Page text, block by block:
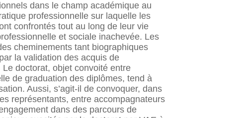
dans le champ académique au
professionnelle sur laquelle les
confrontés tout au long de leur vie
et sociale inachevée. Les
cheminements tant biographiques
la validation des acquis de
doctorat, objet convoité entre
de graduation des diplômes, tend à
Aussi, s’agit-il de convoquer, dans
représentants, entre accompagnateurs
dans des parcours de